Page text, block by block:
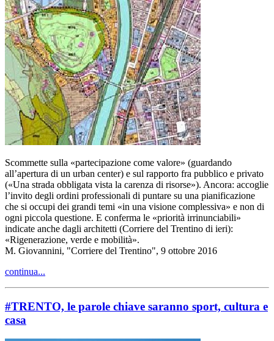
Scommette sulla «partecipazione come valore» (guardando
all’apertura di un urban center) e sul rapporto fra pubblico e privato
(«Una strada obbligata vista la carenza di risorse»). Ancora: accoglie
l’invito degli ordini professionali di puntare su una pianificazione
che si occupi dei grandi temi «in una visione complessiva» e non di
ogni piccola questione. E conferma le «priorità irrinunciabili»
indicate anche dagli architetti (Corriere del Trentino di ieri):
«Rigenerazione, verde e mobilità».
M. Giovannini, "Corriere del Trentino", 9 ottobre 2016
continua...
#TRENTO, le parole chiave saranno sport, cultura e
casa